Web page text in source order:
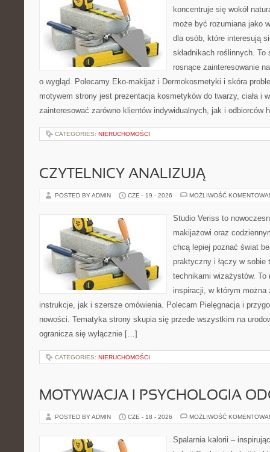
koncentruje się wokół
może być rozumiana jako
dla osób, które interesują
składnikach roślinnych.
rosnące zainteresowanie
o wygląd. Polecamy Eko-makijaż i Dermokosmetyki i skóra
motywem strony jest prezentacja kosmetyków do twarzy, ciała i
zainteresować zarówno klientów indywidualnych, jak i
CATEGORIES: NIERUCHOMOŚCI
CZYTELNICY ANALIZUJĄ
POSTED BY ADMIN CZE - 19 - 2026 MOŻLIWOŚĆ
Studio Veriss to
makijażowi oraz
chcą lepiej poznać świat
praktyczny i łączy w sobie
technikami wizażystów. To
inspiracji, w którym można
instrukcje, jak i szersze omówienia. Polecam Pielęgnacja i
nowości. Tematyka strony skupia się przede wszystkim na
ogranicza się wyłącznie […]
CATEGORIES: NIERUCHOMOŚCI
MOTYWACJA I PSYCHOLOGIA
POSTED BY ADMIN CZE - 18 - 2026 MOŻLIWOŚĆ
Spalarnia kalorii –